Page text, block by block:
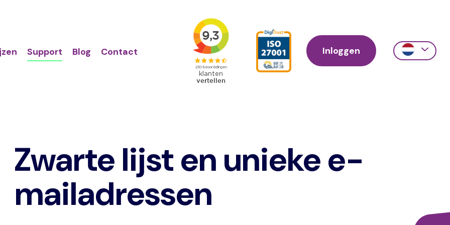
Support Blog Contact
Action
Primair
menu
Inloggen
Action
Zwarte lijst en unieke e-
mailadressen